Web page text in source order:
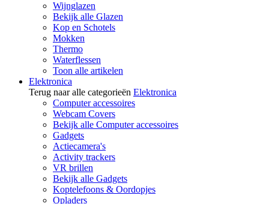
Wijnglazen
Bekijk alle Glazen
Kop en Schotels
Mokken
Thermo
Waterflessen
Toon alle artikelen
Elektronica
Terug naar alle categorieën Elektronica
Computer accessoires
Webcam Covers
Bekijk alle Computer accessoires
Gadgets
Actiecamera's
Activity trackers
VR brillen
Bekijk alle Gadgets
Koptelefoons & Oordopjes
Opladers